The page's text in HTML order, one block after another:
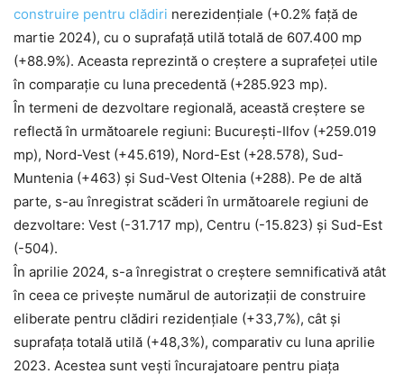
construire pentru clădiri nerezidențiale (+0.2% față de
martie 2024), cu o suprafață utilă totală de 607.400 mp
(+88.9%). Aceasta reprezintă o creștere a suprafeței utile
în comparație cu luna precedentă (+285.923 mp).
În termeni de dezvoltare regională, această creștere se
reflectă în următoarele regiuni: București-Ilfov (+259.019
mp), Nord-Vest (+45.619), Nord-Est (+28.578), Sud-
Muntenia (+463) și Sud-Vest Oltenia (+288). Pe de altă
parte, s-au înregistrat scăderi în următoarele regiuni de
dezvoltare: Vest (-31.717 mp), Centru (-15.823) și Sud-Est
(-504).
În aprilie 2024, s-a înregistrat o creștere semnificativă atât
în ceea ce privește numărul de autorizații de construire
eliberate pentru clădiri rezidențiale (+33,7%), cât și
suprafața totală utilă (+48,3%), comparativ cu luna aprilie
2023. Acestea sunt vești încurajatoare pentru piața